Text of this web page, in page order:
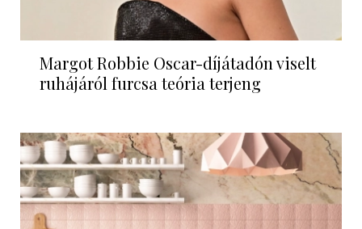
Margot Robbie Oscar-díjátadón viselt
ruhájáról furcsa teória terjeng